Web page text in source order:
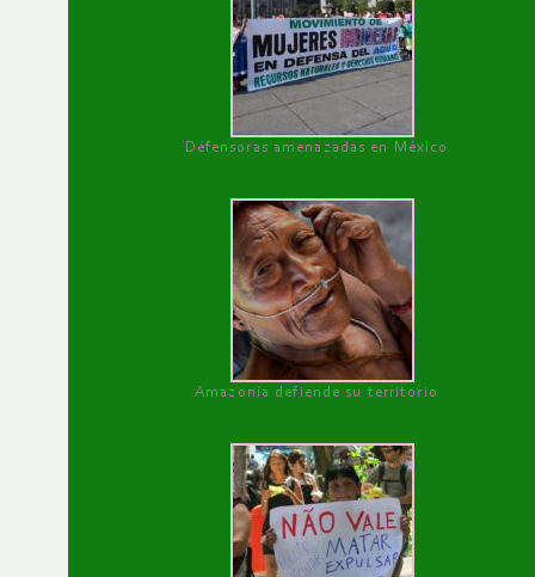
Defensoras amenazadas en México
Amazonía defiende su territorio